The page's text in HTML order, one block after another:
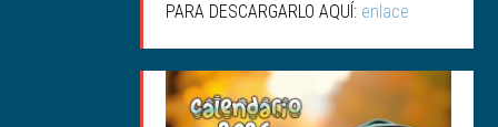
PARA DESCARGARLO AQUÍ: enlace
CALENDARIO SALUDABLE